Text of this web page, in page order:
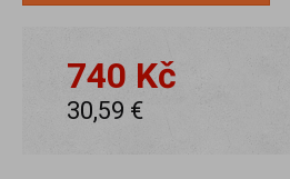
740 Kč
30,59 €